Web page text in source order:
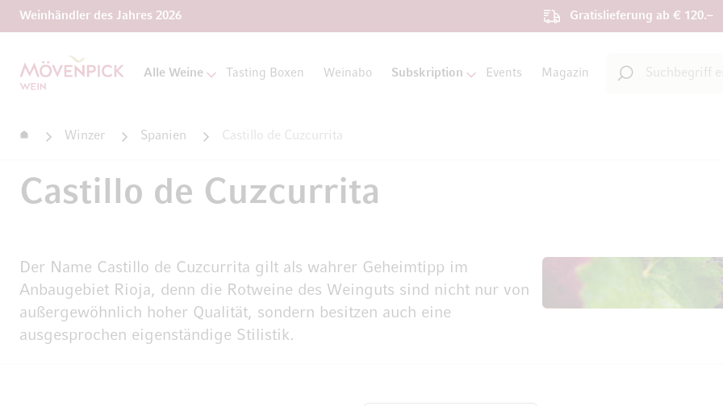
Weinhändler des Jahres 2026 Gratislieferung ab € 120.–
Zur Startseite
Alle Weine Tasting Boxen Weinabo Subskription Events Magazin
Suche
StartseiteWinzer Spanien Castillo de Cuzcurrita
Castillo de Cuzcurrita
Der Name Castillo de Cuzcurrita gilt als wahrer Geheimtipp im
Anbaugebiet Rioja, denn die Rotweine des Weinguts sind nicht nur von
außergewöhnlich hoher Qualität, sondern besitzen auch eine
ausgesprochen eigenständige Stilistik.